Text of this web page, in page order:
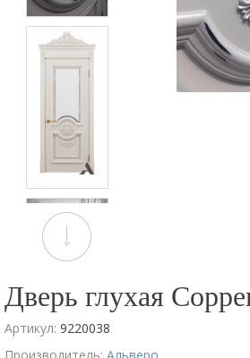
Дверь глухая
Артикул: 9220038